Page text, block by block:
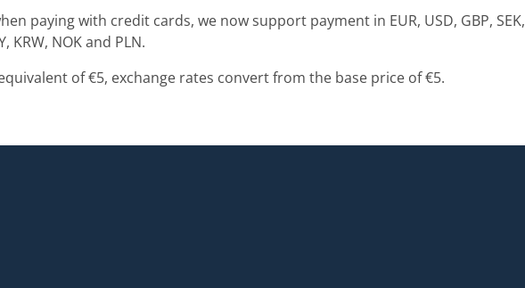
paying with credit cards, we now support payment in EUR, USD, GBP, SEK,
KRW, NOK and PLN.
of €5, exchange rates convert from the base price of €5.